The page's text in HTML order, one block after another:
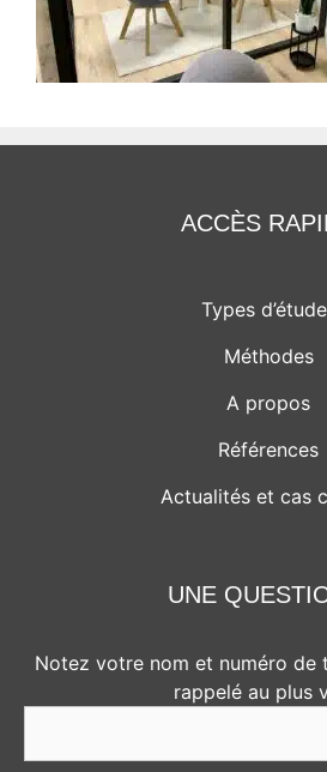
ACCÈS
Types
Méthodes
A propos
Références
Actualités et cas
UNE
Notez votre nom et numéro de
rappelé au plus